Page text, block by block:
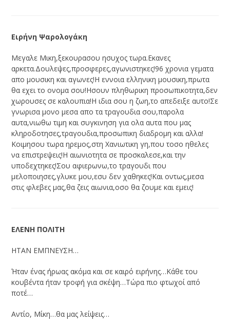
Ειρήνη Ψαρολογάκη
Μεγαλε Μικη,ξεκουρασου ησυχος τωρα.Εκανες
αρκετα.Δουλεψες,προσφερες,αγωνιστηκες!96 χρονια γεματα
απο μουσικη και αγωνες!Η εννοια ελληνικη μουσικη,πρωτα
θα εχει το ονομα σου!Ησουν πληθωρικη προσωπικοτητα,δεν
χωρουσες σε καλουπια!Η ιδια σου η ζωη,το απεδειξε αυτο!Σε
γνωρισα μονο μεσα απο τα τραγουδια σου,παρολα
αυτα,νιωθω τιμη και συγκινηση για ολα αυτα που μας
κληροδοτησες,τραγουδια,προσωπικη διαδρομη και αλλα!
Κοιμησου τωρα ηρεμος,στη Χανιωτικη γη,που τοσο ηθελες
να επιστρεψεις!Η αιωνιοτητα σε προσκαλεσε,και την
υποδεχτηκες!Σου αφιερωνω,το τραγουδι που
μελοποιησες,γλυκε μου,εσυ δεν χαθηκες!Και οντως,μεσα
στις φλεβες μας,θα ζεις αιωνια,οσο θα ζουμε και εμεις!
ΕΛΕΝΗ ΠΟΛΙΤΗ
ΗΤΑΝ ΕΜΠΝΕΥΣΗ…
Ήταν ένας ήρωας ακόμα και σε καιρό ειρήνης…Κάθε του
κουβέντα ήταν τροφή για σκέψη…Τώρα πιο φτωχοί από
ποτέ…
Αντίο, Μίκη…θα μας λείψεις…